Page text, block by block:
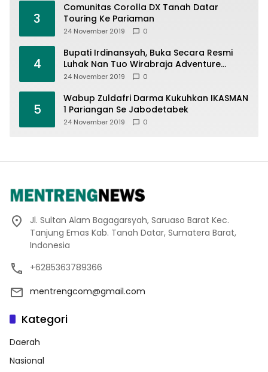
3
Comunitas Corolla DX Tanah Datar
Touring Ke Pariaman
24 November 2019 0
4
Bupati Irdinansyah, Buka Secara Resmi
Luhak Nan Tuo Wirabraja Adventure
Offroad 2019
24 November 2019 0
5
Wabup Zuldafri Darma Kukuhkan IKASMAN
1 Pariangan Se Jabodetabek
24 November 2019 0
Jl. Sultan Alam Bagagarsyah, Saruaso Barat Kec.
Tanjung Emas Kab. Tanah Datar, Sumatera Barat,
Indonesia
+6285363789366
mentrengcom@gmail.com
Kategori
Daerah
Nasional